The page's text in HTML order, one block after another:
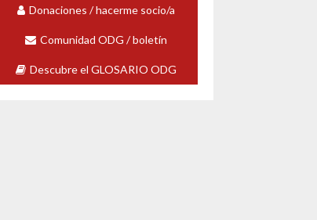
Donaciones / hacerme socio/a
Comunidad ODG / boletín
Descubre el GLOSARIO ODG